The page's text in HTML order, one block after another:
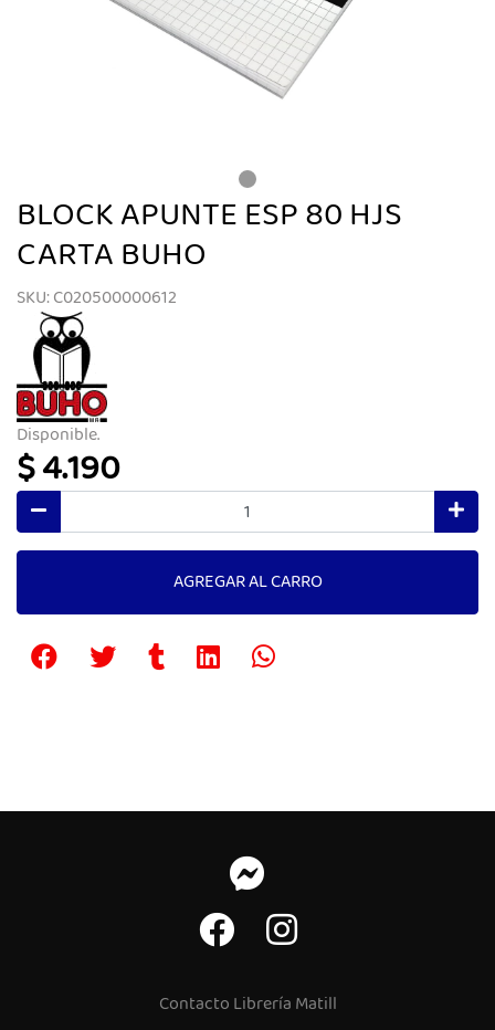
BLOCK APUNTE ESP 80 HJS
CARTA BUHO
SKU: C020500000612
Disponible.
$ 4.190
AGREGAR AL CARRO
Contacto Librería Matill